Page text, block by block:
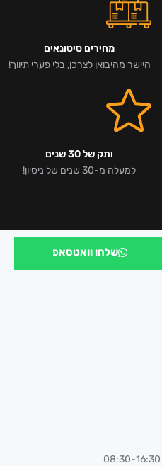
מחירים סיטונאים
היישר מהיבואן לצרכן, בלי פערי תיווך!
ותק של 30 שנים
למעלה מ-30 שנים של ניסיון!
שלחו וואטסאפ